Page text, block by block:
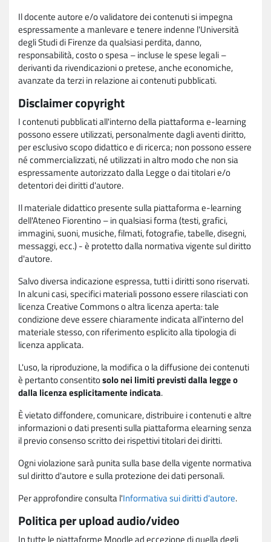
Il docente autore e/o validatore dei contenuti si impegna
espressamente a manlevare e tenere indenne l'Università
degli Studi di Firenze da qualsiasi perdita, danno,
responsabilità, costo o spesa – incluse le spese legali –
derivanti da rivendicazioni o pretese, anche economiche,
avanzate da terzi in relazione ai contenuti pubblicati.
Disclaimer copyright
I contenuti pubblicati all'interno della piattaforma e-learning
possono essere utilizzati, personalmente dagli aventi diritto,
per esclusivo scopo didattico e di ricerca; non possono essere
né commercializzati, né utilizzati in altro modo che non sia
espressamente autorizzato dalla Legge o dai titolari e/o
detentori dei diritti d'autore.
Il materiale didattico presente sulla piattaforma e-learning
dell'Ateneo Fiorentino – in qualsiasi forma (testi, grafici,
immagini, suoni, musiche, filmati, fotografie, tabelle, disegni,
messaggi, ecc.) - è protetto dalla normativa vigente sul diritto
d'autore.
Salvo diversa indicazione espressa, tutti i diritti sono riservati.
In alcuni casi, specifici materiali possono essere rilasciati con
licenza Creative Commons o altra licenza aperta: tale
condizione deve essere chiaramente indicata all'interno del
materiale stesso, con riferimento esplicito alla tipologia di
licenza applicata.
L'uso, la riproduzione, la modifica o la diffusione dei contenuti
è pertanto consentitosolo nei limiti previsti dalla legge o
dalla licenza esplicitamente indicata.
È vietato diffondere, comunicare, distribuire i contenuti e altre
informazioni o dati presenti sulla piattaforma elearning senza
il previo consenso scritto dei rispettivi titolari dei diritti.
Ogni violazione sarà punita sulla base della vigente normativa
sul diritto d'autore e sulla protezione dei dati personali.
Per approfondire consulta l'Informativa sui diritti d'autore.
Politica per upload audio/video
In tutte le piattaforme Moodle ad eccezione di quella degli